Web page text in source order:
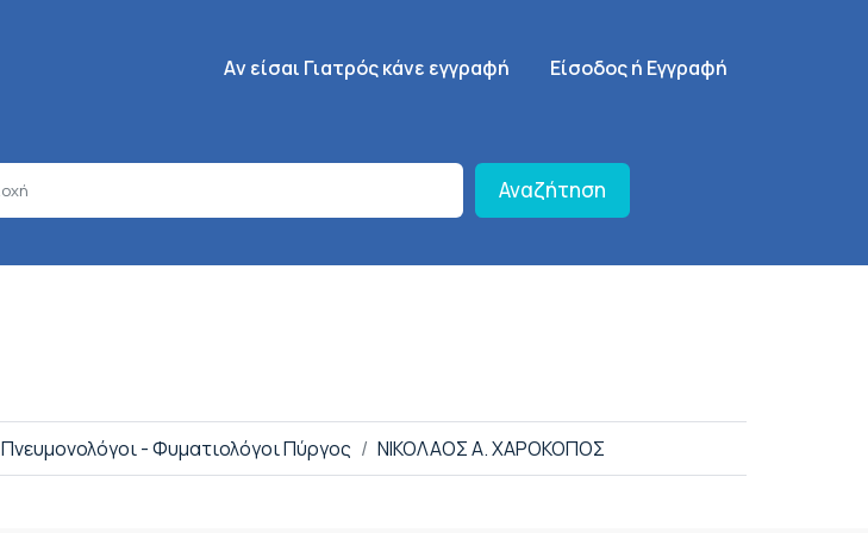
Κεντρική πλοήγηση
Aν είσαι Γιατρός κάνε εγγραφή SignUp Menu
Είσοδος ή Εγγραφή
Αναζήτηση
Πνευμονολόγοι - Φυματιολόγοι Πύργος ΝΙΚΟΛΑΟΣ Α. ΧΑΡΟΚΟΠΟΣ